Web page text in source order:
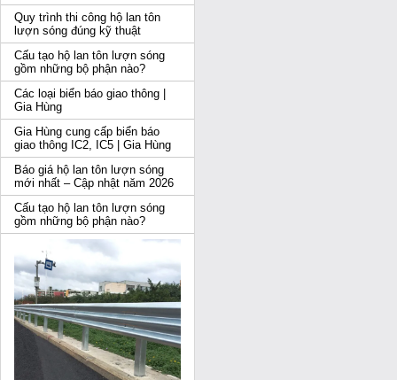
Quy trình thi công hộ lan tôn
lượn sóng đúng kỹ thuật
Cấu tạo hộ lan tôn lượn sóng
gồm những bộ phận nào?
Các loại biển báo giao thông |
Gia Hùng
Gia Hùng cung cấp biển báo
giao thông IC2, IC5 | Gia Hùng
Báo giá hộ lan tôn lượn sóng
mới nhất – Cập nhật năm 2026
Cấu tạo hộ lan tôn lượn sóng
gồm những bộ phận nào?